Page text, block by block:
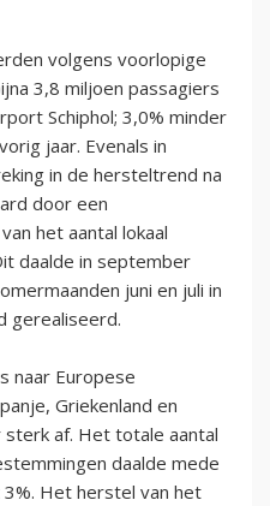
volgens voorlopige
3,8 miljoen passagiers
Schiphol; 3,0% minder
jaar. Evenals in
in de hersteltrend na
door een
het aantal lokaal
daalde in september
juni en juli in
gerealiseerd.
naar Europese
Griekenland en
af. Het totale aantal
daalde mede
Het herstel van het